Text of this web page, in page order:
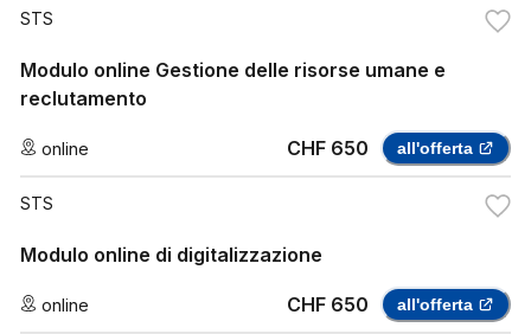
STS
Modulo online Gestione delle risorse umane e
reclutamento
online CHF 650 all'offerta
STS
Modulo online di digitalizzazione
online CHF 650 all'offerta